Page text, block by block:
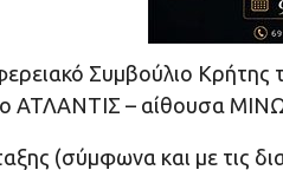
Συμβούλιο
ΑΤΛΑΝΤΙΣ – αίθουσα
(σύμφωνα και με τις